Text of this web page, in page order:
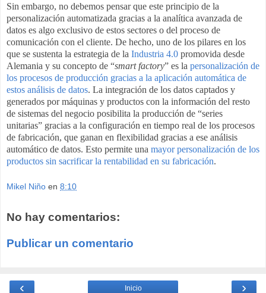
Sin embargo, no debemos pensar que este principio de la
personalización automatizada gracias a la analítica avanzada de
datos es algo exclusivo de estos sectores o del proceso de
comunicación con el cliente. De hecho, uno de los pilares en los
que se sustenta la estrategia de la Industria 4.0 promovida desde
Alemania y su concepto de “smart factory” es la personalización de
los procesos de producción gracias a la aplicación automática de
estos análisis de datos. La integración de los datos captados y
generados por máquinas y productos con la información del resto
de sistemas del negocio posibilita la producción de “series
unitarias” gracias a la configuración en tiempo real de los procesos
de fabricación, que ganan en flexibilidad gracias a ese análisis
automático de datos. Esto permite una mayor personalización de los
productos sin sacrificar la rentabilidad en su fabricación.
Mikel Niño en 8:10
No hay comentarios:
Publicar un comentario
‹ ›
Inicio